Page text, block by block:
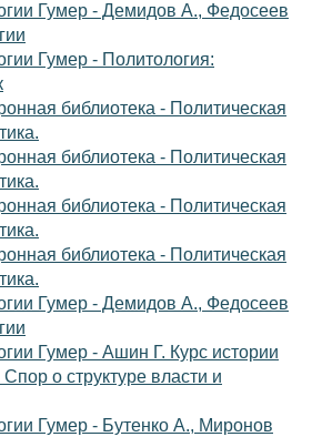
Гумер - Демидов А., Федосеев
Гумер - Политология:
библиотека - Политическая
библиотека - Политическая
библиотека - Политическая
библиотека - Политическая
Гумер - Демидов А., Федосеев
Гумер - Ашин Г. Курс истории
о структуре власти и
Гумер - Бутенко А., Миронов